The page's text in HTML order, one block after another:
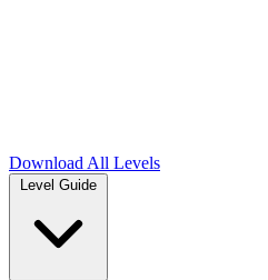
Download All Levels
Level Guide